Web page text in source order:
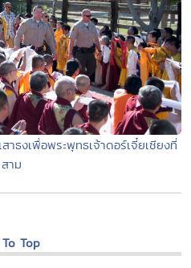
ธงเพื่อพระพุทธเจ้าดอร์เจี๋ยเชียงที่
สาม
Top